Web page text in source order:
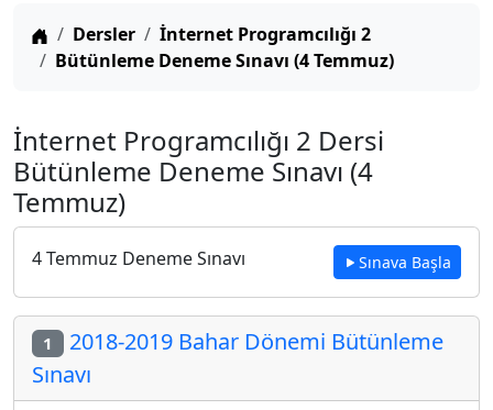
Anasayfa
Dersler
İnternet Programcılığı 2
Bütünleme Deneme Sınavı (4 Temmuz)
İnternet Programcılığı 2 Dersi
Bütünleme Deneme Sınavı (4
Temmuz)
4 Temmuz Deneme Sınavı Sınava Başla
1 2018-2019 Bahar Dönemi Bütünleme
Sınavı